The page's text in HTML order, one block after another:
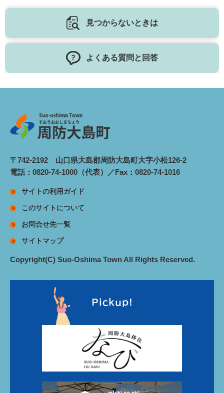
見つからないときは
よくある質問と回答
〒742-2192 山口県大島郡周防大島町大字小松126-2
電話：0820-74-1000（代表）／Fax：0820-74-1016
サイトの利用ガイド
このサイトについて
お問合せ先一覧
サイトマップ
Copyright(C) Suo-Oshima Town All Rights Reserved.